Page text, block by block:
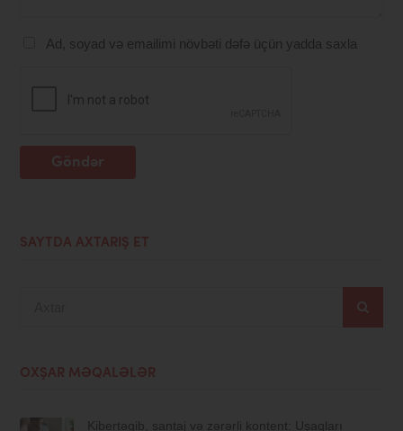
SAYTDA AXTARIŞ ET
OXŞAR MƏQALƏLƏR
Kibertəqib, şantaj və zərərli kontent: Uşaqları
Ad, soyad və emailimi növbəti dəfə üçün yadda saxla
Göndər